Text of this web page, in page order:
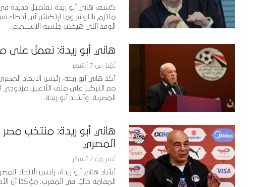
كشف هاني أبو ريدة تفاصيل جديدة في
ملتزم باللوائح وما ارتكبش أي أخطاء
الوفد اللي هيحضر جلسة الاستماع…
هاني أبو ريدة: نعمل على
نُشِرَ من 7 أشهر
أكد هاني أبو ريدة، رئيس الاتحاد
مع التركيز على ملف اللاعبين
المصرية. وأشاد أبو ريدة…
هاني أبو ريدة: منتخب
المصري
نُشِرَ من 7 أشهر
أشاد هاني أبو ريدة، رئيس الاتحاد
المقامة حاليًا في المغرب، مؤكدًا أن